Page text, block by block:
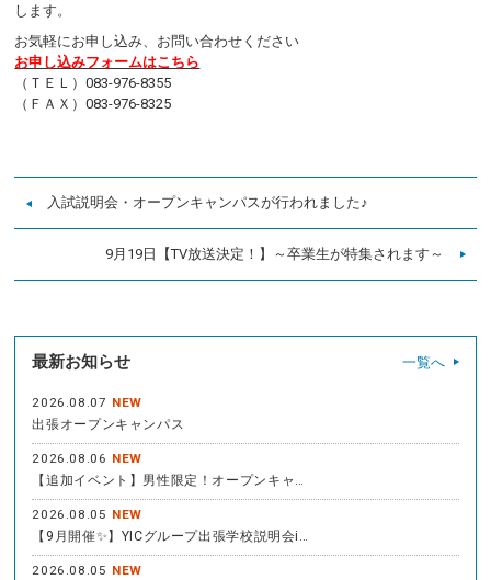
します。
お気軽にお申し込み、お問い合わせください
お申し込みフォームはこちら
（ＴＥＬ）083-976-8355
（ＦＡＸ）083-976-8325
入試説明会・オープンキャンパスが行われました♪
9月19日【TV放送決定！】～卒業生が特集されます～
最新お知らせ 一覧へ
2026.08.07 NEW
出張オープンキャンパス
2026.08.06 NEW
【追加イベント】男性限定！オープンキャ…
2026.08.05 NEW
【9月開催✨】YICグループ出張学校説明会i…
2026.08.05 NEW